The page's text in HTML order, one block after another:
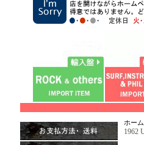
ホーム
1962